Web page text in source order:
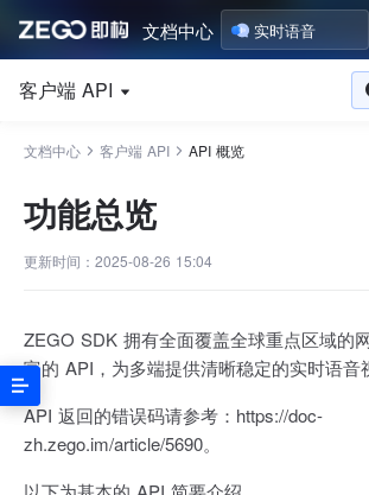
文档中心 实时语音
客户端 API
文档中心 客户端 API API 概览
功能总览
更新时间：2025-08-26 15:04
ZEGO SDK 拥有全面覆盖全球重点区域的
富的 API，为多端提供清晰稳定的实时语音
API 返回的错误码请参考：https://doc-
zh.zego.im/article/5690。